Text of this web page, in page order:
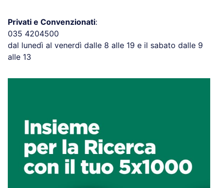
Privati e Convenzionati:
035 4204500
dal lunedì al venerdì dalle 8 alle 19 e il sabato dalle 9
alle 13